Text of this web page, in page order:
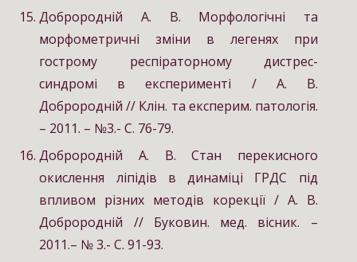
Доброродній А. В. Морфологічні та
морфометричні зміни в легенях при
гострому респіраторному дистрес-
синдромі в експерименті / А. В.
Доброродній // Клін. та експерим. патологія.
– 2011. – №3.- С. 76-79.
Доброродній А. В. Стан перекисного
окислення ліпідів в динаміці ГРДС під
впливом різних методів корекції / А. В.
Доброродній // Буковин. мед. вісник. –
2011.– № 3.- С. 91-93.